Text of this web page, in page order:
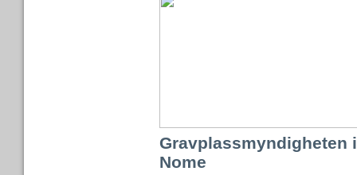
Gravplassmyndigheten i
Nome